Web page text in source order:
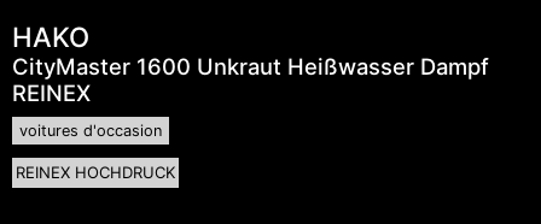
HAKO
CityMaster 1600 Unkraut Heißwasser Dampf
REINEX
voitures d'occasion
REINEX HOCHDRUCK